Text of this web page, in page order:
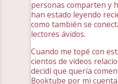
personas comparten y
han estado leyendo
como también se
lectores ávidos.
Cuando me topé con
cientos de videos
decidí que quería
Booktube por mi